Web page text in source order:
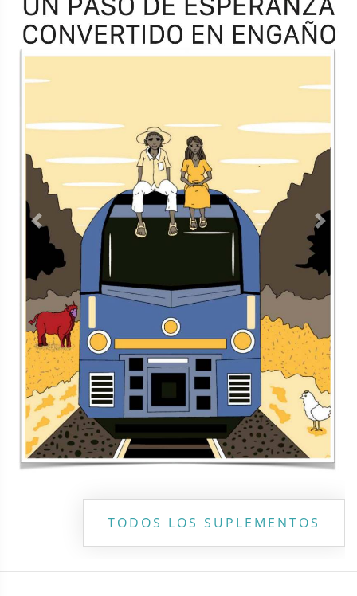
TODOS LOS SUPLEMENTOS
Contacto Directorio Aviso de privacidad
Copyright ©2026 Todos los derechos reservados | La Jornada
Maya